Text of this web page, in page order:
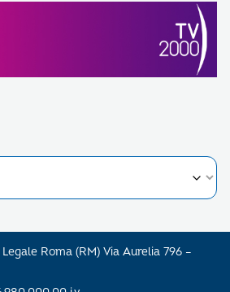
Roma (RM) Via Aurelia 796 –